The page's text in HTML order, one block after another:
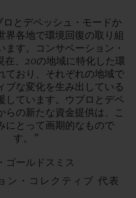
ロとデペッシュ・モードか
界各地で環境回復の取り組
ます。コンサベーション・
在、20の地域に特化した環
ており、それぞれの地域で
ブな変化を生み出している
しています。ウブロとデペ
らの新たな資金提供は、こ
にとって画期的なもので
す。”
ゴールドスミス
ン・コレクティブ 代表